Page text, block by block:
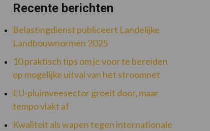
Recente berichten
Belastingdienst publiceert Landelijke
Landbouwnormen 2025
10 praktisch tips om je voor te bereiden
op mogelijke uitval van het stroomnet
EU-pluimveesector groeit door, maar
tempo vlakt af
Kwaliteit als wapen tegen internationale